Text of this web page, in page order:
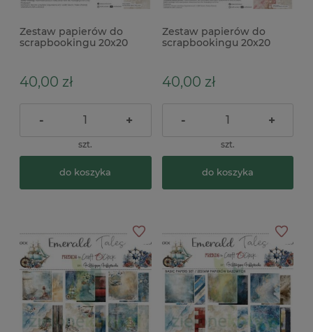
Zestaw papierów do
scrapbookingu 20x20
40,00 zł
- +
szt.
do koszyka
Zestaw papierów do
scrapbookingu 20x20
40,00 zł
- +
szt.
do koszyka